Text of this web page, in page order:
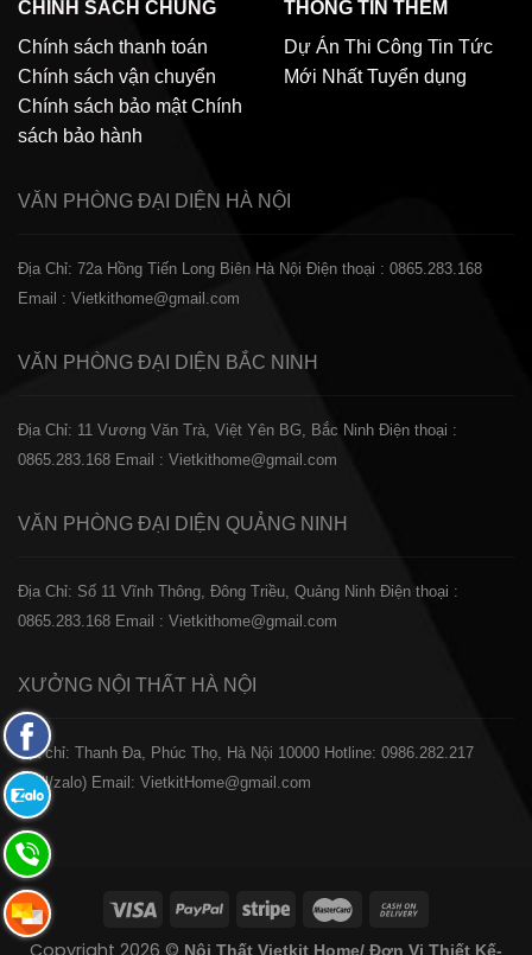
CHÍNH SÁCH CHUNG
Chính sách thanh toán
Chính sách vận chuyển
Chính sách bảo mật Chính
sách bảo hành
THÔNG TIN THÊM
Dự Án Thi Công Tin Tức
Mới Nhất Tuyển dụng
VĂN PHÒNG ĐẠI DIỆN HÀ NỘI
Địa Chỉ: 72a Hồng Tiến Long Biên Hà Nội Điện thoại : 0865.283.168
Email : Vietkithome@gmail.com
VĂN PHÒNG ĐẠI DIỆN BẮC NINH
Địa Chỉ: 11 Vương Văn Trà, Việt Yên BG, Bắc Ninh Điện thoại :
0865.283.168 Email : Vietkithome@gmail.com
VĂN PHÒNG ĐẠI DIỆN QUẢNG NINH
Địa Chỉ: Số 11 Vĩnh Thông, Đông Triều, Quảng Ninh Điện thoại :
0865.283.168 Email : Vietkithome@gmail.com
XƯỞNG NỘI THẤT HÀ NỘI
️Địa chỉ: Thanh Đa, Phúc Thọ, Hà Nội 10000 Hotline: 0986.282.217
(Call/zalo) Email: VietkitHome@gmail.com
Copyright 2026 © Nội Thất Vietkit Home/ Đơn Vị Thiết Kế-
Fanpage
Facebook
Zalo:
0865.283.168
Hotline:
0865.283.168
Hotline: